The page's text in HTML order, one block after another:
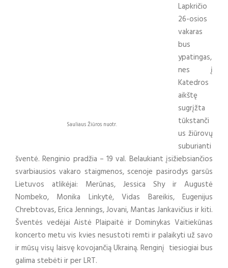
Sauliaus Žiūros nuotr.
Lapkričio
26-osios
vakaras
bus
ypatingas,
nes į
Katedros
aikštę
sugrįžta
tūkstanči
us žiūrovų
suburianti
šventė. Renginio pradžia – 19 val. Belaukiant įsižiebsiančios
svarbiausios vakaro staigmenos, scenoje pasirodys garsūs
Lietuvos atlikėjai: Merūnas, Jessica Shy ir Augustė
Nombeko, Monika Linkytė, Vidas Bareikis, Eugenijus
Chrebtovas, Erica Jennings, Jovani, Mantas Jankavičius ir kiti.
Šventės vedėjai Aistė Plaipaitė ir Dominykas Vaitiekūnas
koncerto metu vis kvies nesustoti remti ir palaikyti už savo
ir mūsų visų laisvę kovojančią Ukrainą. Renginį tiesiogiai bus
galima stebėti ir per LRT.